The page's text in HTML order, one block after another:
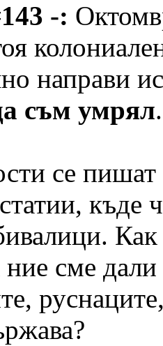
-:
направи
съм умрял
се пишат
къде
сме дали